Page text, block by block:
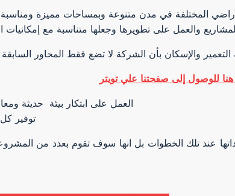
للوصول إلى صفحتنا علي تويتر
عند تلك الخطوات بل انها سوف تقوم بعدد من